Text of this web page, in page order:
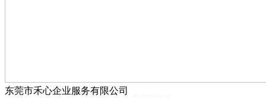
东莞市禾心企业服务有限公司